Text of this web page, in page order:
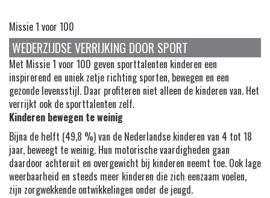
Missie1 voor 100
WEDERZIJDSE VERRIJKING DOOR SPORT
Met Missie 1 voor 100 geven sporttalenten kinderen een
inspirerend en uniek zetje richting sporten, bewegen en een
gezonde levensstijl. Daar profiteren niet alleen de kinderen van. Het
verrijkt ook de sporttalenten zelf.
Kinderen bewegen te weinig
Bijna de helft (49,8 %) van de Nederlandse kinderen van 4 tot 18
jaar, beweegt te weinig. Hun motorische vaardigheden gaan
daardoor achteruit en overgewicht bij kinderen neemt toe. Ook lage
weerbaarheid en steeds meer kinderen die zich eenzaam voelen,
zijn zorgwekkende ontwikkelingen onder de jeugd.